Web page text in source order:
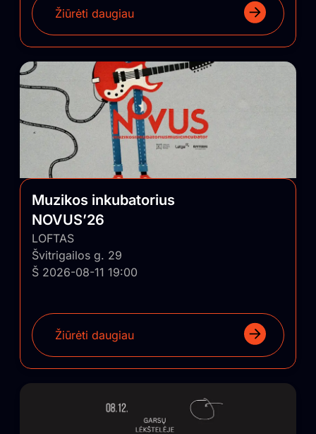
Žiūrėti daugiau
Muzikos inkubatorius
NOVUS’26
LOFTAS
Švitrigailos g. 29
Š 2026-08-11 19:00
Žiūrėti daugiau